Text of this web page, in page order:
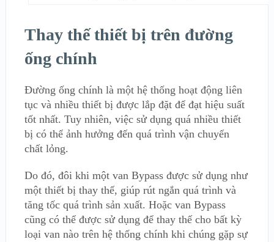
Thay thế thiết bị trên đường
ống chính
Đường ống chính là một hệ thống hoạt động liên
tục và nhiều thiết bị được lắp đặt để đạt hiệu suất
tốt nhất. Tuy nhiên, việc sử dụng quá nhiều thiết
bị có thể ảnh hưởng đến quá trình vận chuyển
chất lỏng.
Do đó, đôi khi một van Bypass được sử dụng như
một thiết bị thay thế, giúp rút ngắn quá trình và
tăng tốc quá trình sản xuất. Hoặc van Bypass
cũng có thể được sử dụng để thay thế cho bất kỳ
loại van nào trên hệ thống chính khi chúng gặp sự